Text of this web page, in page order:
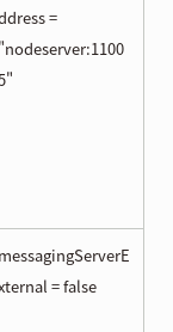
=
"nodeserver:1100
messagingServerE
= false